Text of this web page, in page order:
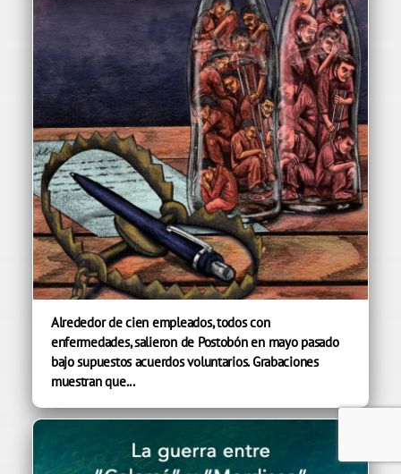
Alrededor de cien empleados, todos con
enfermedades, salieron de Postobón en mayo pasado
bajo supuestos acuerdos voluntarios. Grabaciones
muestran que...